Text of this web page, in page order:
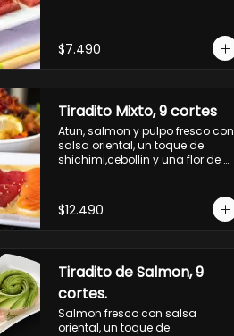
$7.490
Tiradito Mixto, 9 cortes
Atun, salmon y pulpo fresco con
salsa oriental, un toque de
shichimi,cebollin y una flor de
$12.490
Tiradito de Salmon, 9
cortes.
Salmon fresco con salsa
oriental, un toque de